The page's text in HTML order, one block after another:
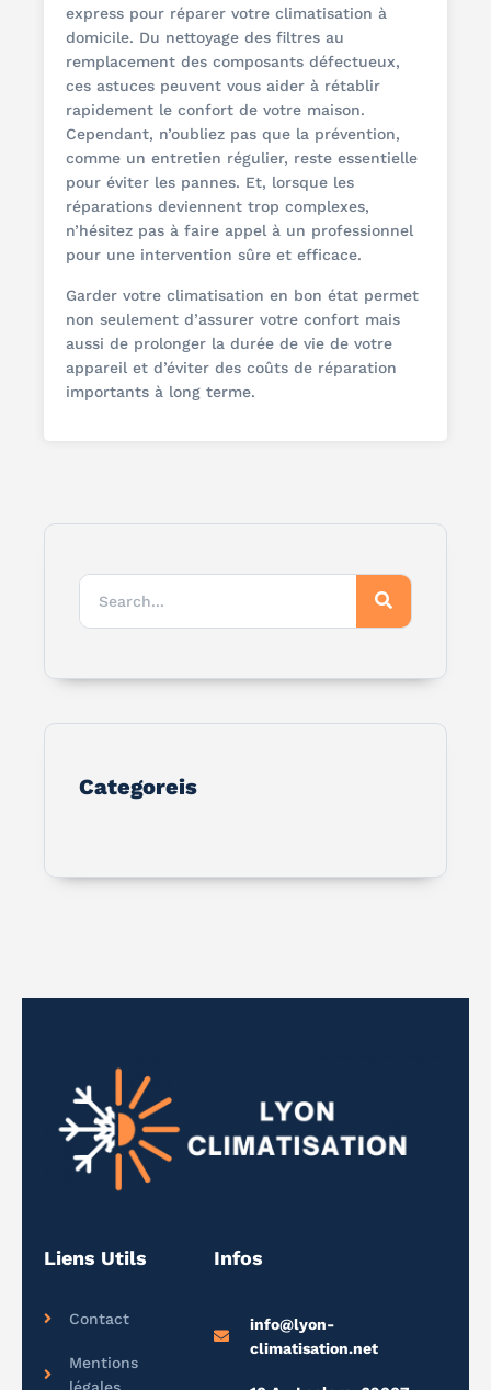
express pour réparer votre climatisation à
domicile. Du nettoyage des filtres au
remplacement des composants défectueux,
ces astuces peuvent vous aider à rétablir
rapidement le confort de votre maison.
Cependant, n’oubliez pas que la prévention,
comme un entretien régulier, reste essentielle
pour éviter les pannes. Et, lorsque les
réparations deviennent trop complexes,
n’hésitez pas à faire appel à un professionnel
pour une intervention sûre et efficace.
Garder votre climatisation en bon état permet
non seulement d’assurer votre confort mais
aussi de prolonger la durée de vie de votre
appareil et d’éviter des coûts de réparation
importants à long terme.
Categoreis
Liens Utils
Contact
Mentions
légales
Infos
info@lyon-
climatisation.net